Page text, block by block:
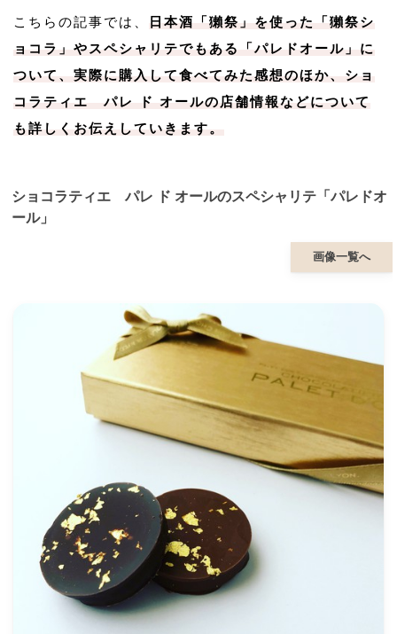
こちらの記事では、
日本酒「獺祭」を使った「獺祭シ
ョコラ」やスペシャリテでもある「パレドオール」に
ついて、 実際に購入して食べてみた感想のほか、ショ
コラティエ パレ ド オールの店舗情報などについて
も詳しくお伝えしていきます。
ショコラティエ パレ ド オールのスペシャリテ「パレドオ
ール」
画像一覧へ